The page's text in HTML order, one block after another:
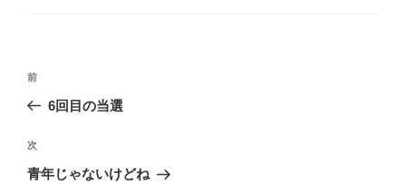
投
ビ
ゲ
過
去
投
稿
前
6回目の当選
次
の
次
青年じゃないけどね